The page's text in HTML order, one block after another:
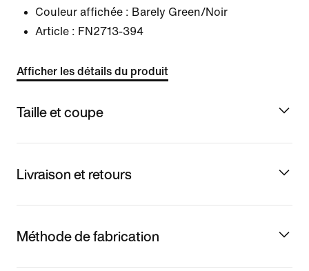
Couleur affichée : Barely Green/Noir
Article : FN2713-394
Afficher les détails du produit
Taille et coupe
Livraison et retours
Méthode de fabrication